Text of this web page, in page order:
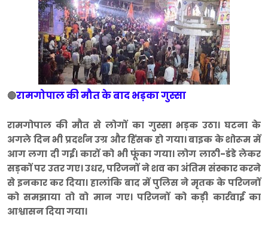
🔴रामगोपाल की मौत के बाद भड़का गुस्सा
रामगोपाल की मौत से लोगों का गुस्सा भड़क उठा। घटना के
अगले दिन भी प्रदर्शन उग्र और हिंसक हो गया। बाइक के शोरूम में
आग लगा दी गई। कारों को भी फूंका गया। लोग लाठी-डंडे लेकर
सड़कों पर उतर गए। उधर, परिजनों ने शव का अंतिम संस्कार करने
से इनकार कर दिया। हालांकि बाद में पुलिस ने मृतक के परिजनों
को समझाया तो वो मान गए। परिजनों को कड़ी कार्रवाई का
आश्वासन दिया गया।